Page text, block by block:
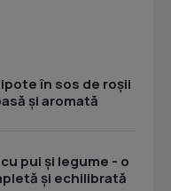
în sos de roșii
și aromată
pui și legume - o
și echilibrată